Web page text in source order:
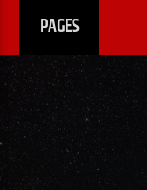
PAGES